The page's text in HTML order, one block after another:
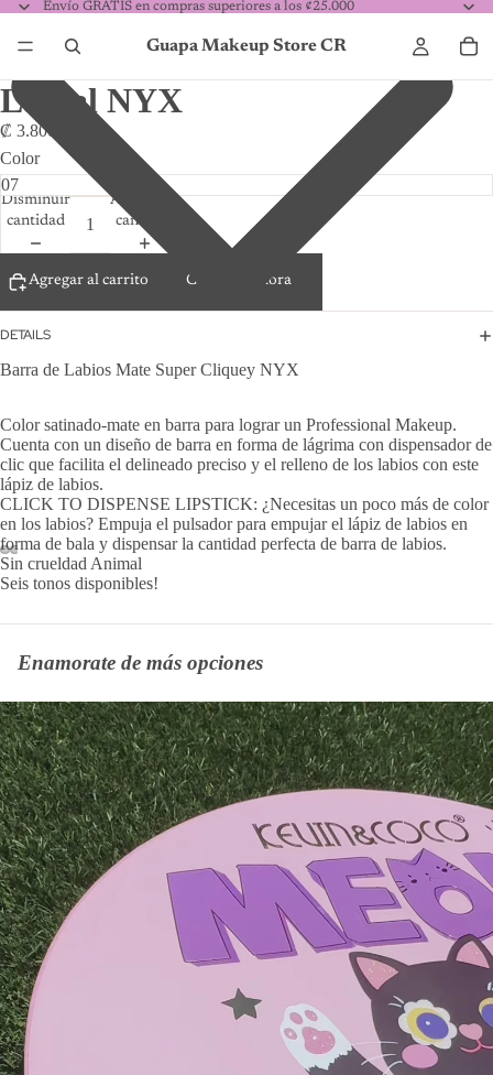
Envío GRATIS en compras superiores a los ¢25.000
Guapa Makeup Store CR
Labial NYX
₡ 3.800,00
Color
Disminuir
cantidad
Aumentar
cantidad
Agregar al carrito Comprar ahora
DETAILS
Barra de Labios Mate Super Cliquey NYX
Color satinado-mate en barra para lograr un Professional Makeup.
Cuenta con un diseño de barra en forma de lágrima con dispensador de
clic que facilita el delineado preciso y el relleno de los labios con este
lápiz de labios.
CLICK TO DISPENSE LIPSTICK: ¿Necesitas un poco más de color
en los labios? Empuja el pulsador para empujar el lápiz de labios en
forma de bala y dispensar la cantidad perfecta de barra de labios.
Sin crueldad Animal
Seis tonos disponibles!
Enamorate de más opciones